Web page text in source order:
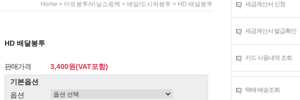
Home > 마트봉투/비닐쇼핑백 > 배달/도시락봉투 > HD 배달봉투
HD 배달봉투
판매가격
3,400원(VAT포함)
기본옵션
옵션
세금계산서 신청
세금계산서 발급확인
카드 사용내역 조회
택배 배송조회